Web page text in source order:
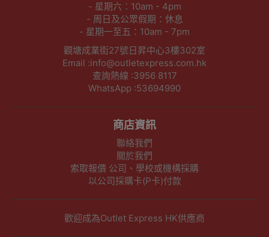
- 星期六：10am - 4pm
- 周日及公眾假期：休息
- 星期一至五：10am - 7pm
觀塘成業街27號日昇中心3樓302室
Email :info@outletexpress.com.hk
查詢熱線 :3956 8117
WhatsApp :53694990
商店資訊
聯絡我們
關於我們
索取報價 公司、學校或機構採購
以公司採購卡(P卡)付款
歡迎成為Outlet Express HK供應商